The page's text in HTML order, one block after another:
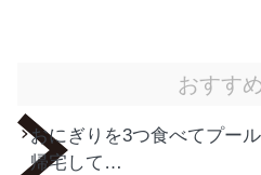
おすす
おにぎりを3つ食べてプー
帰宅して…